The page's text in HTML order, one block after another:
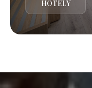
HOTELY